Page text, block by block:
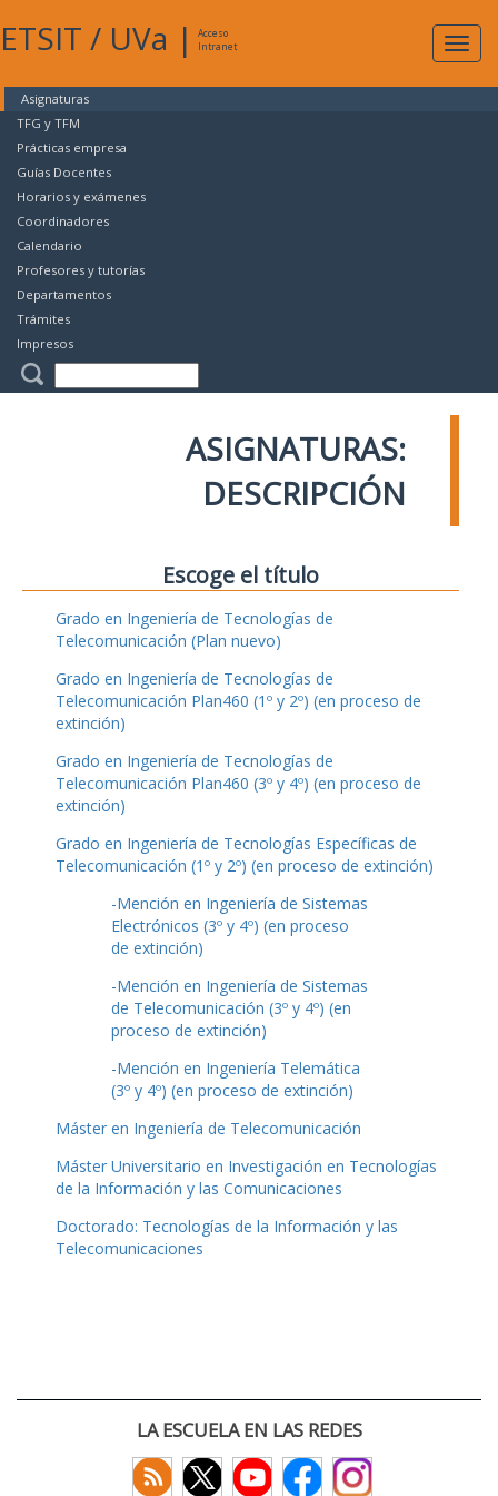
ETSIT / UVa |
Acceso
Intranet
Asignaturas
TFG y TFM
Prácticas empresa
Guías Docentes
Horarios y exámenes
Coordinadores
Calendario
Profesores y tutorías
Departamentos
Trámites
Impresos
ASIGNATURAS:
DESCRIPCIÓN
Escoge el título
Grado en Ingeniería de Tecnologías de
Telecomunicación (Plan nuevo)
Grado en Ingeniería de Tecnologías de
Telecomunicación Plan460 (1º y 2º) (en proceso de
extinción)
Grado en Ingeniería de Tecnologías de
Telecomunicación Plan460 (3º y 4º) (en proceso de
extinción)
Grado en Ingeniería de Tecnologías Específicas de
Telecomunicación (1º y 2º) (en proceso de extinción)
-Mención en Ingeniería de Sistemas
Electrónicos (3º y 4º) (en proceso
de extinción)
-Mención en Ingeniería de Sistemas
de Telecomunicación (3º y 4º) (en
proceso de extinción)
-Mención en Ingeniería Telemática
(3º y 4º) (en proceso de extinción)
Máster en Ingeniería de Telecomunicación
Máster Universitario en Investigación en Tecnologías
de la Información y las Comunicaciones
Doctorado: Tecnologías de la Información y las
Telecomunicaciones
LA ESCUELA EN LAS REDES